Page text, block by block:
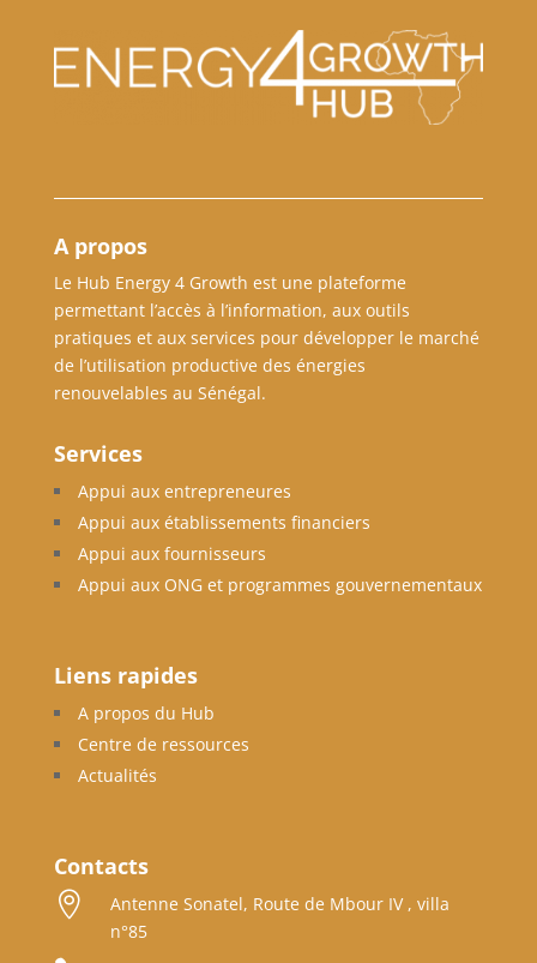
A propos
Le Hub Energy 4 Growth est une plateforme
permettant l’accès à l’information, aux outils
pratiques et aux services pour développer le marché
de l’utilisation productive des énergies
renouvelables au Sénégal.
Services
Appui aux entrepreneures
Appui aux établissements financiers
Appui aux fournisseurs
Appui aux ONG et programmes gouvernementaux
Liens rapides
A propos du Hub
Centre de ressources
Actualités
Contacts

Antenne Sonatel, Route de Mbour IV , villa
n°85